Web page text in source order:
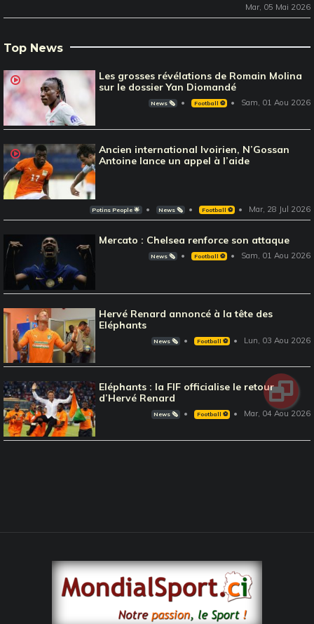
Mar, 05 Mai 2026
Top News
Les grosses révélations de Romain Molina
sur le dossier Yan Diomandé
News 🗞️ Football ⚽️ Sam, 01 Aou 2026
Ancien international Ivoirien, N’Gossan
Antoine lance un appel à l’aide
Potins People 🌟 News 🗞️ Football ⚽️ Mar, 28 Jul 2026
Mercato : Chelsea renforce son attaque
News 🗞️ Football ⚽️ Sam, 01 Aou 2026
Hervé Renard annoncé à la tête des
Eléphants
News 🗞️ Football ⚽️ Lun, 03 Aou 2026
Eléphants : la FIF officialise le retour
d’Hervé Renard
News 🗞️ Football ⚽️ Mar, 04 Aou 2026